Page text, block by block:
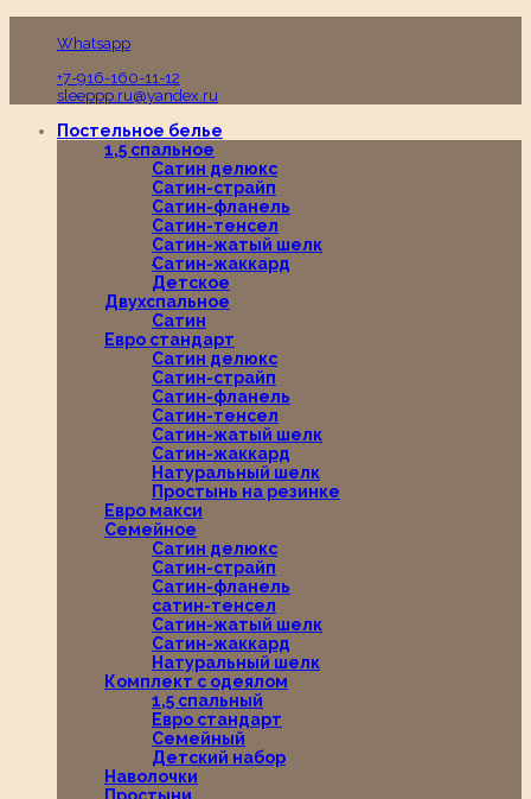
Whatsapp
+7-916-160-11-12
sleeppp.ru@yandex.ru
Постельное белье
1,5 спальное
Сатин делюкс
Сатин-страйп
Сатин-фланель
Сатин-тенсел
Сатин-жатый шелк
Сатин-жаккард
Детское
Двухспальное
Сатин
Евро стандарт
Сатин делюкс
Сатин-страйп
Сатин-фланель
Сатин-тенсел
Сатин-жатый шелк
Сатин-жаккард
Натуральный шелк
Простынь на резинке
Евро макси
Семейное
Сатин делюкс
Сатин-страйп
Сатин-фланель
сатин-тенсел
Сатин-жатый шелк
Сатин-жаккард
Натуральный шелк
Комплект с одеялом
1,5 спальный
Евро стандарт
Семейный
Детский набор
Наволочки